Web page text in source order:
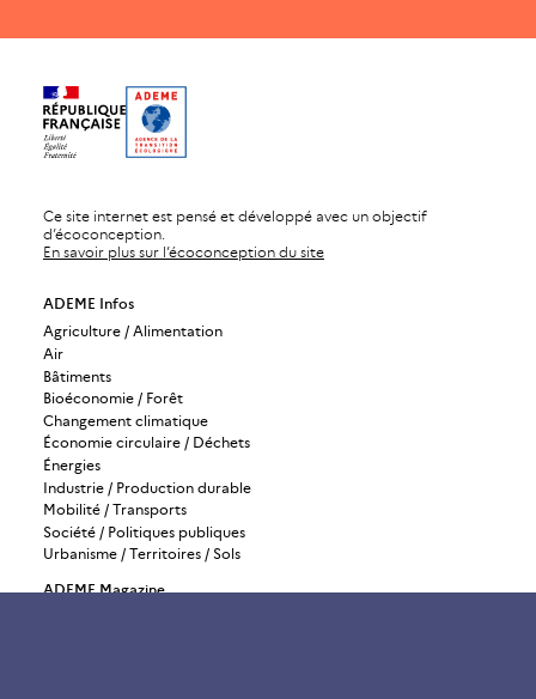
Ce site internet est pensé et développé avec un objectif
d’écoconception.
En savoir plus sur l’écoconception du site
ADEME Infos
Agriculture / Alimentation
Air
Bâtiments
Bioéconomie / Forêt
Changement climatique
Économie circulaire / Déchets
Énergies
Industrie / Production durable
Mobilité / Transports
Société / Politiques publiques
Urbanisme / Territoires / Sols
ADEME Magazine